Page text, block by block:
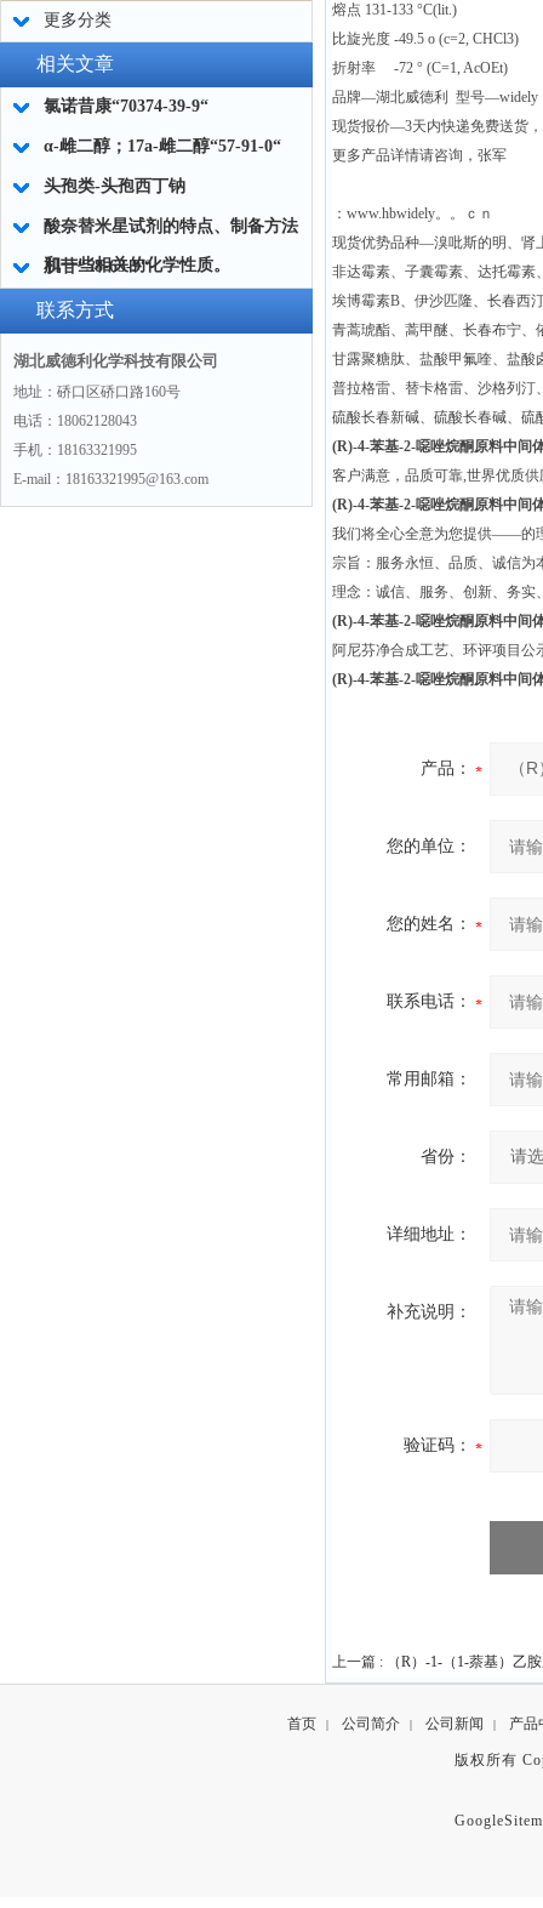
更多分类
相关文章
氯诺昔康“70374-39-9“
α-雌二醇；17a-雌二醇“57-91-0“
头孢类-头孢西丁钠
酸奈替米星试剂的特点、制备方法
和一些相关的化学性质。
肌苷“58-63-9“
联系方式
湖北威德利化学科技有限公司
地址：硚口区硚口路160号
电话：18062128043
手机：18163321995
E-mail：18163321995@163.com
熔点 131-133 °C(lit.)
比旋光度 -49.5 o (c=2, CHCl3)
折射率 -72 ° (C=1, AcOEt)
品牌—湖北威德利 型号—widely
现货报价—3天内快递免费送货
更多产品详情请咨询，张军
：www.hbwidely。。ｃｎ
现货优势品种—溴吡斯的明、肾
非达霉素、子囊霉素、达托霉素
埃博霉素B、伊沙匹隆、长春西
青蒿琥酯、蒿甲醚、长春布宁
甘露聚糖肽、盐酸甲氟喹、盐酸
普拉格雷、替卡格雷、沙格列汀
硫酸长春新碱、硫酸长春碱、硫
(R)-4-苯基-2-噁唑烷酮原料中间
客户满意，品质可靠,世界优质
(R)-4-苯基-2-噁唑烷酮原料中间
我们将全心全意为您提供——的
宗旨：服务永恒、品质、诚信
理念：诚信、服务、创新、务实
(R)-4-苯基-2-噁唑烷酮原料中间
阿尼芬净合成工艺、环评项目
(R)-4-苯基-2-噁唑烷酮原料中间
产品：
您的单位：
您的姓名：
联系电话：
常用邮箱：
省份：
详细地址：
补充说明：
验证码：
上一篇 : （R）-1-（1-萘基）乙
首页 | 公司简介 | 公司新闻 | 产品
版权所有